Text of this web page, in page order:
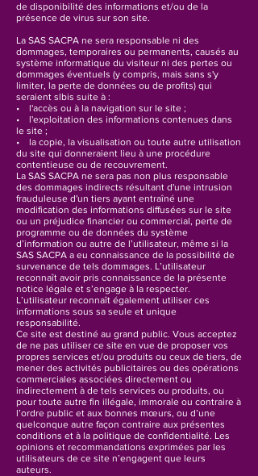
de disponibilité des informations et/ou de la
présence de virus sur son site.
La SAS SACPA ne sera responsable ni des
dommages, temporaires ou permanents, causés au
système informatique du visiteur ni des pertes ou
dommages éventuels (y compris, mais sans s'y
limiter, la perte de données ou de profits) qui
seraient slbis suite à :
• l'accès ou à la navigation sur le site ;
• l'exploitation des informations contenues dans
le site ;
• la copie, la visualisation ou toute autre utilisation
du site qui donneraient lieu à une procédure
contentieuse ou de recouvrement.
La SAS SACPA ne sera pas non plus responsable
des dommages indirects résultant d'une intrusion
frauduleuse d'un tiers ayant entraîné une
modification des informations diffusées sur le site
ou un préjudice financier ou commercial, perte de
programme ou de données du système
d’information ou autre de l’utilisateur, même si la
SAS SACPA a eu connaissance de la possibilité de
survenance de tels dommages. L’utilisateur
reconnaît avoir pris connaissance de la présente
notice légale et s’engage à la respecter.
L’utilisateur reconnaît également utiliser ces
informations sous sa seule et unique
responsabilité.
Ce site est destiné au grand public. Vous acceptez
de ne pas utiliser ce site en vue de proposer vos
propres services et/ou produits ou ceux de tiers, de
mener des activités publicitaires ou des opérations
commerciales associées directement ou
indirectement à de tels services ou produits, ou
pour toute autre fin illégale, immorale ou contraire à
l’ordre public et aux bonnes mœurs, ou d’une
quelconque autre façon contraire aux présentes
conditions et à la politique de confidentialité. Les
opinions et recommandations exprimées par les
utilisateurs de ce site n’engagent que leurs
auteurs.